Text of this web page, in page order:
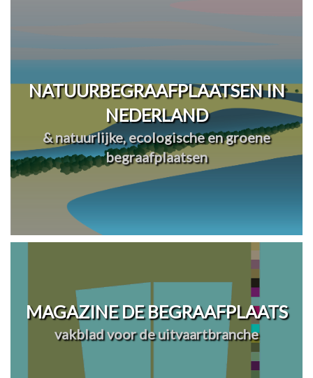
NATUURBEGRAAFPLAATSEN IN
NEDERLAND
& natuurlijke, ecologische en groene
begraafplaatsen
MAGAZINE DE BEGRAAFPLAATS
vakblad voor de uitvaartbranche